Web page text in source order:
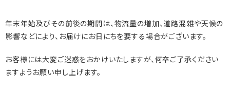
年末年始及びその前後の期間は、物流量の増加、道路混雑や天候の
影響などにより、お届けにお日にちを要する場合がございます。
お客様には大変ご迷惑をおかけいたしますが、何卒ご了承ください
ますようお願い申し上げます。